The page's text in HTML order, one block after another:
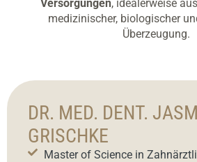
Versorgungen, idealerweise
medizinischer, biologischer
Überzeugung.
DR. MED. DENT.
GRISCHKE
Master of Science in